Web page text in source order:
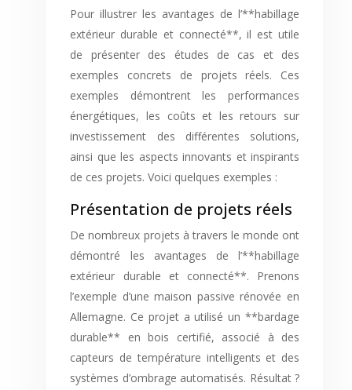
Pour illustrer les avantages de l’**habillage
extérieur durable et connecté**, il est utile
de présenter des études de cas et des
exemples concrets de projets réels. Ces
exemples démontrent les performances
énergétiques, les coûts et les retours sur
investissement des différentes solutions,
ainsi que les aspects innovants et inspirants
de ces projets. Voici quelques exemples :
Présentation de projets réels
De nombreux projets à travers le monde ont
démontré les avantages de l’**habillage
extérieur durable et connecté**. Prenons
l’exemple d’une maison passive rénovée en
Allemagne. Ce projet a utilisé un **bardage
durable** en bois certifié, associé à des
capteurs de température intelligents et des
systèmes d’ombrage automatisés. Résultat ?